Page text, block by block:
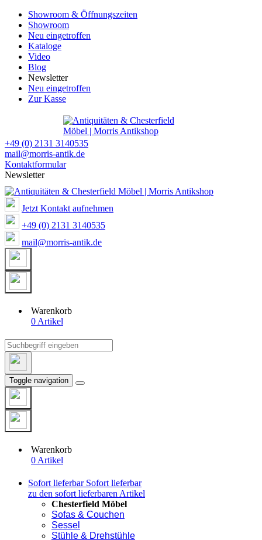
Showroom & Öffnungszeiten
Showroom
Neu eingetroffen
Kataloge
Video
Blog
Newsletter
Neu eingetroffen
Zur Kasse
+49 (0) 2131 3140535
mail@morris-antik.de
Kontaktformular
Newsletter
Jetzt Kontakt aufnehmen
+49 (0) 2131 3140535
mail@morris-antik.de
Warenkorb
0 Artikel
Toggle navigation
Warenkorb
0 Artikel
Sofort lieferbar Sofort lieferbar
zu den sofort lieferbaren Artikel
Chesterfield Möbel
Sofas & Couchen
Sessel
Stühle & Drehstühle